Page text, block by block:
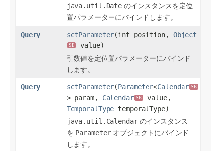
java.util.Date のインスタンスを定位
置パラメーターにバインドします。
Query setParameter(int position, Object
SE
value)
引数値を定位置パラメーターにバインド
します。
Query setParameter(Parameter<Calendar SE
> param, Calendar SE
value,
TemporalType temporalType)
java.util.Calendar のインスタンス
を Parameter オブジェクトにバインド
します。